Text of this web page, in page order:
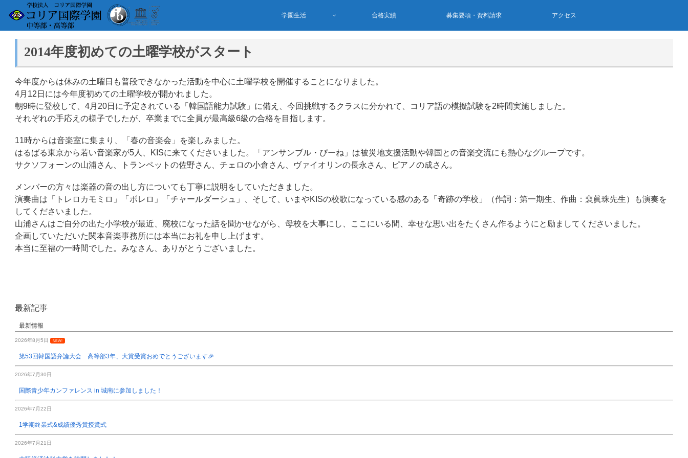
学園生活 合格実績 募集要項・資料請求 アクセス
2014年度初めての土曜学校がスタート
今年度からは休みの土曜日も普段できなかった活動を中心に土曜学校を開催することになりました。
4月12日には今年度初めての土曜学校が開かれました。
朝9時に登校して、4月20日に予定されている「韓国語能力試験」に備え、今回挑戦するクラスに分かれて、コリア語の模擬試験を2時間実施しました。
それぞれの手応えの様子でしたが、卒業までに全員が最高級6級の合格を目指します。
11時からは音楽室に集まり、「春の音楽会」を楽しみました。
はるばる東京から若い音楽家が5人、KISに来てくださいました。「アンサンブル・ぴーね」は被災地支援活動や韓国との音楽交流にも熱心なグループです。
サクソフォーンの山浦さん、トランペットの佐野さん、チェロの小倉さん、ヴァイオリンの長永さん、ピアノの成さん。
メンバーの方々は楽器の音の出し方についても丁寧に説明をしていただきました。
演奏曲は「トレロカモミロ」「ボレロ」「チャールダーシュ」、そして、いまやKISの校歌になっている感のある「奇跡の学校」（作詞：第一期生、作曲：裵眞珠先生）も演奏を
してくださいました。
山浦さんはご自分の出た小学校が最近、廃校になった話を聞かせながら、母校を大事にし、ここにいる間、幸せな思い出をたくさん作るようにと励ましてくださいました。
企画していただいた関本音楽事務所には本当にお礼を申し上げます。
本当に至福の一時間でした。みなさん、ありがとうございました。
最新記事
最新情報
2026年8月5日 NEW!
第53回韓国語弁論大会 高等部3年、大賞受賞おめでとうございます🎉
2026年7月30日
国際青少年カンファレンス in 城南に参加しました！
2026年7月22日
1学期終業式&成績優秀賞授賞式
2026年7月21日